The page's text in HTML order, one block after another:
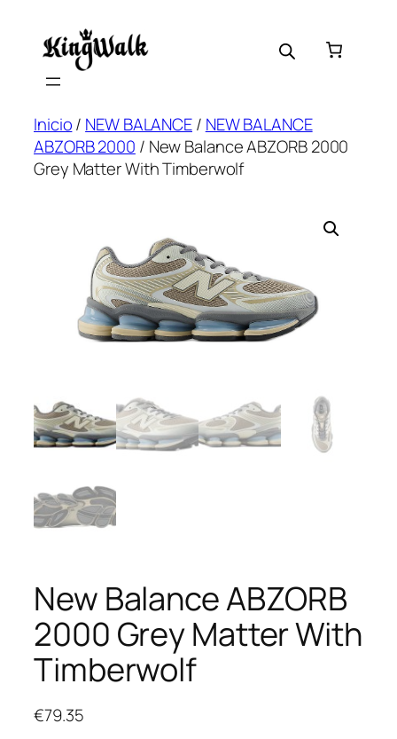
contenido
Inicio/ NEW BALANCE/ NEW BALANCE
ABZORB 2000 / New Balance ABZORB 2000
Grey Matter With Timberwolf
New Balance ABZORB
2000 Grey Matter With
Timberwolf
€79.35